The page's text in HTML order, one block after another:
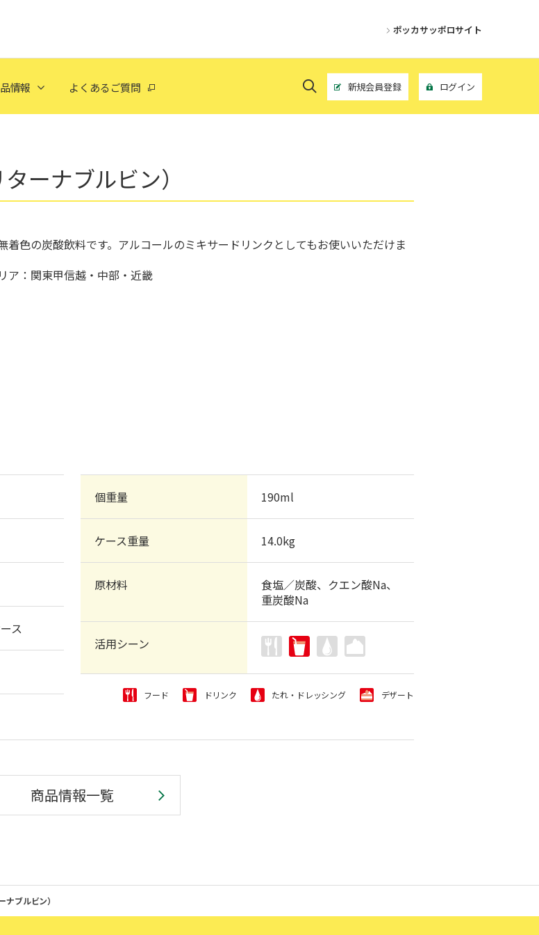
ポッカサッポロサイト
情報 よくあるご質問 新規会員登録 ログイン
ーナブルビン）
着色の炭酸飲料です。アルコールのミキサードリンクとしてもお使いいただけま
ア：関東甲信越・中部・近畿
ス
個重量 190ml
ケース重量 14.0kg
原材料
食塩／炭酸、クエン酸Na、
重炭酸Na
活用シーン
フード ドリンク たれ・ドレッシング デザート
商品情報一覧
ブルビン）